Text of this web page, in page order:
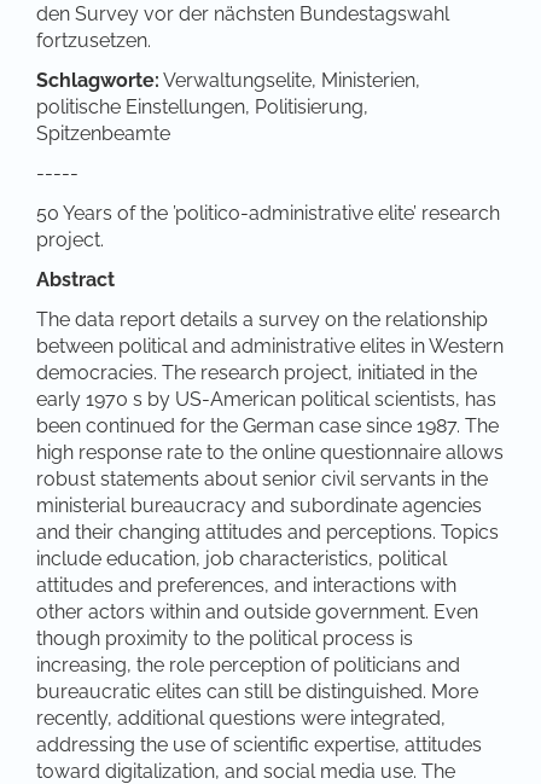
den Survey vor der nächsten Bundestagswahl
fortzusetzen.
Schlagworte: Verwaltungselite, Ministerien,
politische Einstellungen, Politisierung,
Spitzenbeamte
-----
50 Years of the ’politico-administrative elite’ research
project.
Abstract
The data report details a survey on the relationship
between political and administrative elites in Western
democracies. The research project, initiated in the
early 1970 s by US-American political scientists, has
been continued for the German case since 1987. The
high response rate to the online questionnaire allows
robust statements about senior civil servants in the
ministerial bureaucracy and subordinate agencies
and their changing attitudes and perceptions. Topics
include education, job characteristics, political
attitudes and preferences, and interactions with
other actors within and outside government. Even
though proximity to the political process is
increasing, the role perception of politicians and
bureaucratic elites can still be distinguished. More
recently, additional questions were integrated,
addressing the use of scientific expertise, attitudes
toward digitalization, and social media use. The